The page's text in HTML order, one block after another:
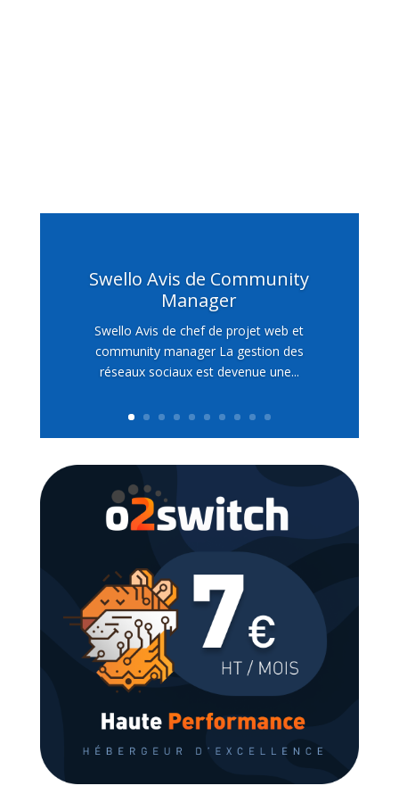
Swello Avis de Community
Manager
Swello Avis de chef de projet web et
community manager La gestion des
réseaux sociaux est devenue une...